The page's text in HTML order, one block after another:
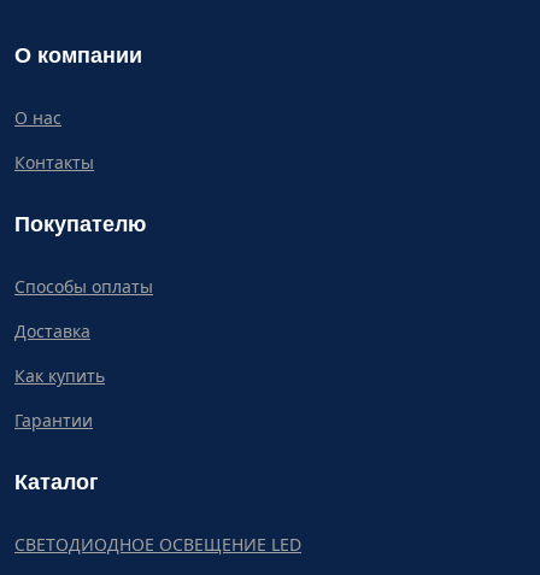
О компании
О нас
Контакты
Покупателю
Способы оплаты
Доставка
Как купить
Гарантии
Каталог
СВЕТОДИОДНОЕ ОСВЕЩЕНИЕ LED